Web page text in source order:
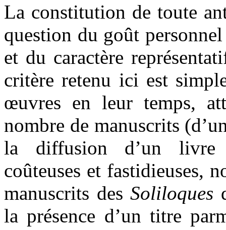
La constitution de toute
question du goût
et du caractère
critère retenu ici est
œuvres en leur temps,
nombre de manuscrits
la diffusion d’un livre
coûteuses et fastidieuses,
manuscrits desSoliloques
la présence d’un titre